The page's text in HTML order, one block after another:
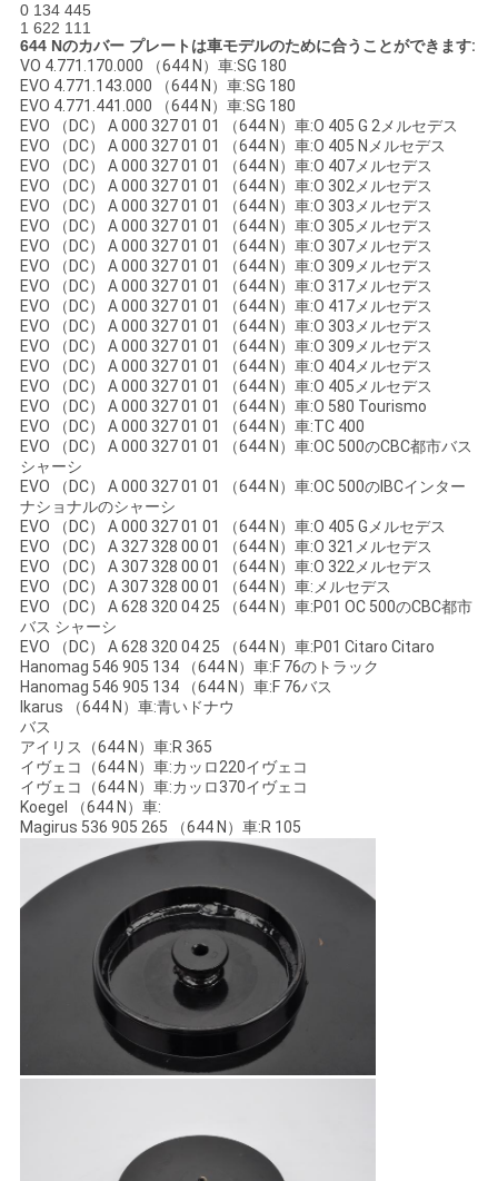
地
図
PRIVACY
POLICY
0 134 445
1 622 111
644 Nのカバー プレートは車モデルのために合うことができます:
VO 4.771.170.000 （644 N）車:SG 180
EVO 4.771.143.000 （644 N）車:SG 180
EVO 4.771.441.000 （644 N）車:SG 180
EVO （DC） A 000 327 01 01 （644 N）車:O 405 G 2メルセデス
EVO （DC） A 000 327 01 01 （644 N）車:O 405 Nメルセデス
EVO （DC） A 000 327 01 01 （644 N）車:O 407メルセデス
EVO （DC） A 000 327 01 01 （644 N）車:O 302メルセデス
EVO （DC） A 000 327 01 01 （644 N）車:O 303メルセデス
EVO （DC） A 000 327 01 01 （644 N）車:O 305メルセデス
EVO （DC） A 000 327 01 01 （644 N）車:O 307メルセデス
EVO （DC） A 000 327 01 01 （644 N）車:O 309メルセデス
EVO （DC） A 000 327 01 01 （644 N）車:O 317メルセデス
EVO （DC） A 000 327 01 01 （644 N）車:O 417メルセデス
EVO （DC） A 000 327 01 01 （644 N）車:O 303メルセデス
EVO （DC） A 000 327 01 01 （644 N）車:O 309メルセデス
EVO （DC） A 000 327 01 01 （644 N）車:O 404メルセデス
EVO （DC） A 000 327 01 01 （644 N）車:O 405メルセデス
EVO （DC） A 000 327 01 01 （644 N）車:O 580 Tourismo
EVO （DC） A 000 327 01 01 （644 N）車:TC 400
EVO （DC） A 000 327 01 01 （644 N）車:OC 500のCBC都市バス
シャーシ
EVO （DC） A 000 327 01 01 （644 N）車:OC 500のIBCインター
ナショナルのシャーシ
EVO （DC） A 000 327 01 01 （644 N）車:O 405 Gメルセデス
EVO （DC） A 327 328 00 01 （644 N）車:O 321メルセデス
EVO （DC） A 307 328 00 01 （644 N）車:O 322メルセデス
EVO （DC） A 307 328 00 01 （644 N）車:メルセデス
EVO （DC） A 628 320 04 25 （644 N）車:P01 OC 500のCBC都市
バス シャーシ
EVO （DC） A 628 320 04 25 （644 N）車:P01 Citaro Citaro
Hanomag 546 905 134 （644 N）車:F 76のトラック
Hanomag 546 905 134 （644 N）車:F 76バス
Ikarus （644 N）車:青いドナウ
バス
アイリス（644 N）車:R 365
イヴェコ（644 N）車:カッロ220イヴェコ
イヴェコ（644 N）車:カッロ370イヴェコ
Koegel （644 N）車:
Magirus 536 905 265 （644 N）車:R 105